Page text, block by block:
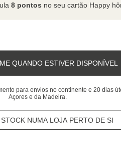
8 pontos no seu cartão Happy
QUANDO ESTIVER DISPONÍVEL
para envios no continente e 20 dias
Açores e da Madeira.
NUMA LOJA PERTO DE SI